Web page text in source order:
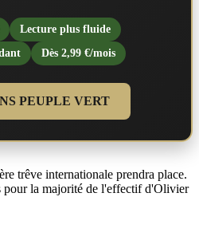
Lecture plus fluide
Dès 2,99 €/mois
PEUPLE VERT
trêve internationale prendra place.
pour la majorité de l'effectif d'Olivier